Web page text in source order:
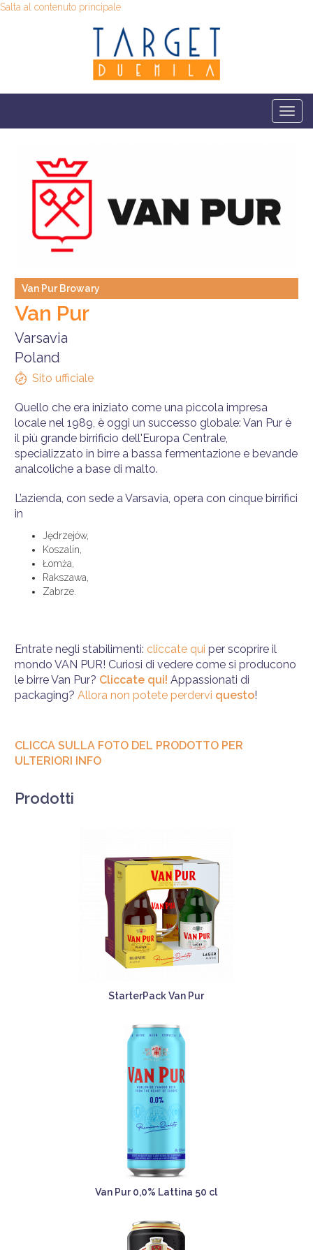
Salta al contenuto principale
Van Pur Browary
Van Pur
Varsavia
Poland
Sito ufficiale
Quello che era iniziato come una piccola impresa
locale nel 1989, è oggi un successo globale: Van Pur è
il più grande birrificio dell'Europa Centrale,
specializzato in birre a bassa fermentazione e bevande
analcoliche a base di malto.
L’azienda, con sede a Varsavia, opera con cinque birrifici
in
Jędrzejów,
Koszalin,
Łomża,
Rakszawa,
Zabrze.
Entrate negli stabilimenti: cliccate quiper scoprire il
mondo VAN PUR! Curiosi di vedere come si producono
le birre Van Pur? Cliccate qui! Appassionati di
packaging?Allora non potete perdervi questo!
CLICCA SULLA FOTO DEL PRODOTTO PER
ULTERIORI INFO
Prodotti
StarterPack Van Pur
Van Pur 0,0% Lattina 50 cl